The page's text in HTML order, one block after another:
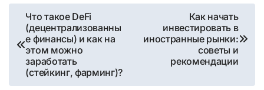
Навигация
по
записям
Что такое DeFi
(децентрализованны
е финансы) и как на
этом можно
заработать
(стейкинг, фарминг)?
Как начать
инвестировать в
иностранные рынки:
советы и
рекомендации